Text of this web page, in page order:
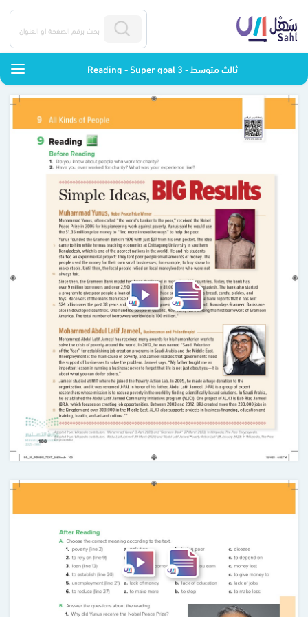
Reading - Super goal 3 - ثالث متوسط